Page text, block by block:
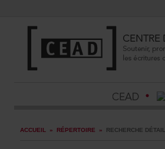
ACCUEIL » RÉPERTOIRE »